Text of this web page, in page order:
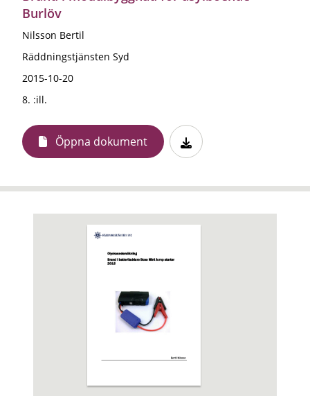
Burlöv
Nilsson Bertil
Räddningstjänsten Syd
2015-10-20
8. :ill.
Öppna dokument